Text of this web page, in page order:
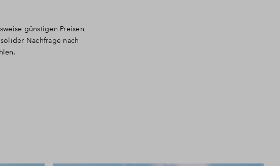
günstigen Preisen,
Nachfrage nach